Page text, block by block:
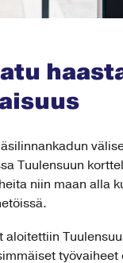
Tuulensuun
niin maan alla
aloitettiin